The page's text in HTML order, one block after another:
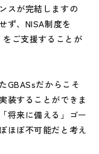
スが完結しますの
ず、NISA制度を
ご支援することが
GBASsだからこそ
装することができま
将来に備える」ゴー
ほぼ不可能だと考え